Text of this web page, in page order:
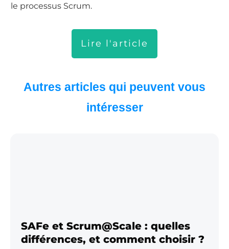
le processus Scrum.
Lire l'article
Autres articles qui peuvent vous
intéresser
SAFe et Scrum@Scale : quelles
différences, et comment choisir ?